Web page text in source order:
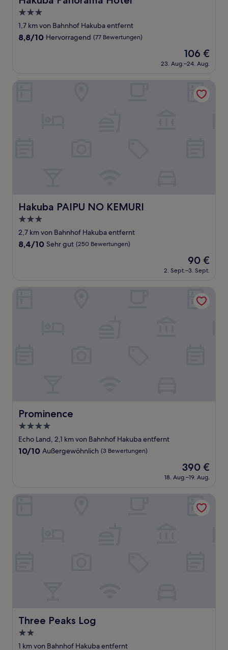
3.0-
Sterne-
Unterkunft
1,7 km von Bahnhof Hakuba entfernt
8.8
Bewertungen)
8,8/10 Hervorragend (77 Bewertungen)
Der
Preis
beträgt
106 €
23. Aug.–24. Aug.
Hakuba PAIPU NO KEMURI
Hakuba PAIPU NO KEMURI
3.0-
Sterne-
Unterkunft
2,7 km von Bahnhof Hakuba entfernt
8.4
(250
8,4/10 Sehr gut (250 Bewertungen)
Der
Preis
beträgt
90 €
2. Sept.–3. Sept.
Prominence
Prominence
4.0-
Sterne-
Unterkunft
Echo Land, 2,1 km von Bahnhof Hakuba entfernt
10.0
Bewertungen)
10/10 Außergewöhnlich (3 Bewertungen)
Der
Preis
beträgt
390 €
18. Aug.–19. Aug.
Three Peaks Log
Three Peaks Log
2.0-
Sterne-
1 km von Bahnhof Hakuba entfernt